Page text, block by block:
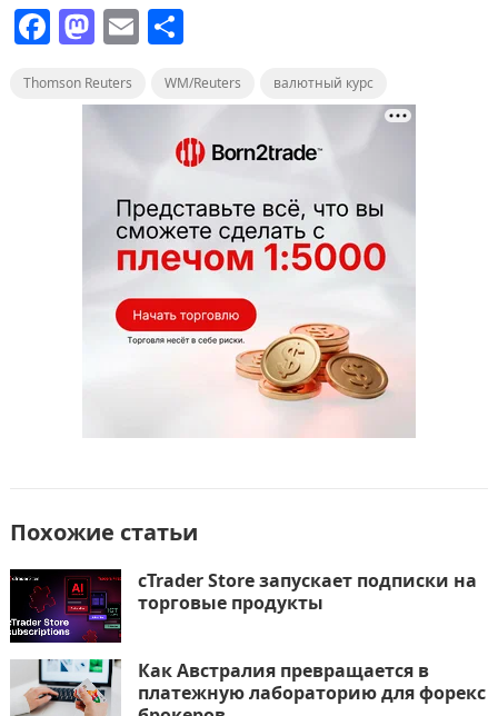
F
a
c
M
a
st
o
n
E
m
ai
О
п
р
а
в
и
т
ь
Thomson Reuters WM/Reuters валютный курс
Похожие статьи
cTrader Store запускает подписки на
торговые продукты
Как Австралия превращается в
платежную лабораторию для форекс